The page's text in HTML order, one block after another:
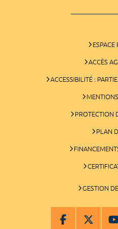
ESPACE
ACCÈS
ACCESSIBILITÉ :
PROTECTION
PLAN
GESTION